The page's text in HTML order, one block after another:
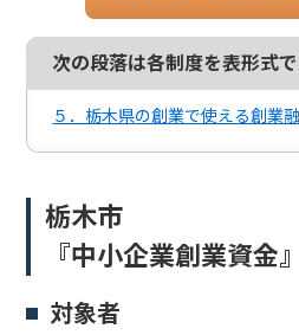
次の段落は各制度を表形式で
５．栃木県の創業で使える創業
栃木市
『中小企業創業資金』
対象者